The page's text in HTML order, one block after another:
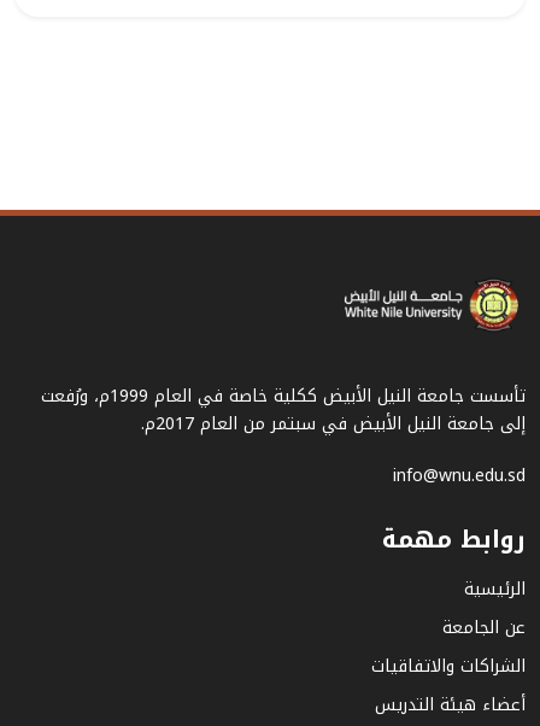
تأسست جامعة النيل الأبيض ككلية خاصة في العام 1999م، ورُفعت
إلى جامعة النيل الأبيض في سبتمر من العام 2017م.
info@wnu.edu.sd
روابط مهمة
الرئيسية
عن الجامعة
الشراكات والاتفاقيات
أعضاء هيئة التدريس